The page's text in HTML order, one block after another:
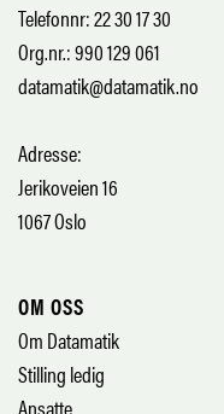
Telefonnr: 22 30 17 30
Org.nr.: 990 129 061
datamatik@datamatik.no
Adresse:
Jerikoveien 16
1067 Oslo
OM OSS
Om Datamatik
Stilling ledig
Ansatte